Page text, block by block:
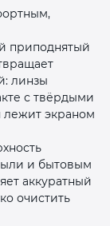
приподнятый
линзы
с твёрдыми
лежит экраном
и бытовым
аккуратный
очистить